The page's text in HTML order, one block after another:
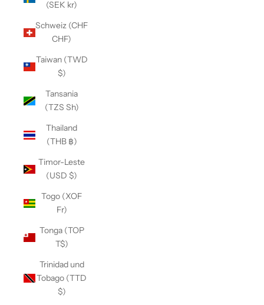
(SEK kr)
Schweiz (CHF
CHF)
Taiwan (TWD
$)
Tansania
(TZS Sh)
Thailand
(THB ฿)
Timor-Leste
(USD $)
Togo (XOF
Fr)
Tonga (TOP
T$)
Trinidad und
Tobago (TTD
$)